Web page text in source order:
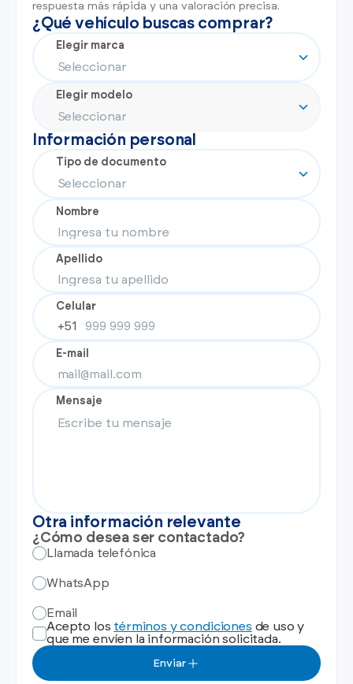
respuesta más rápida y una valoración precisa.
¿Qué vehículo buscas comprar?
Elegir marca
Elegir modelo
Información personal
Tipo de documento
Nombre
Apellido
Celular
+51
E-mail
Mensaje
Otra información relevante
¿Cómo desea ser contactado?
Llamada telefónica
WhatsApp
Email
Acepto los términos y condiciones de uso y
que me envíen la información solicitada.
Enviar